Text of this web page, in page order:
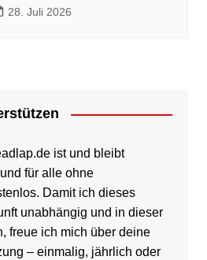
28. Juli 2026
ist und bleibt
für alle ohne
Damit ich dieses
unabhängig und in dieser
freue ich mich über deine
– einmalig, jährlich oder